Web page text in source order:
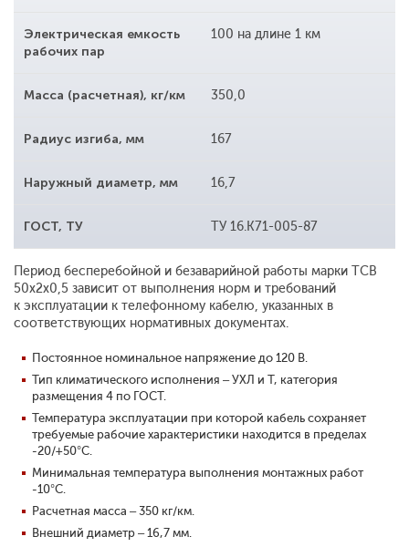
Электрическая емкость
рабочих пар
100 на длине 1 км
Масса (расчетная), кг/км 350,0
Радиус изгиба, мм 167
Наружный диаметр, мм 16,7
ГОСТ, ТУ ТУ 16.К71-005-87
Период бесперебойной и безаварийной работы марки ТСВ
50x2x0,5 зависит от выполнения норм и требований
к эксплуатации к телефонному кабелю, указанных в
соответствующих нормативных документах.
Постоянное номинальное напряжение до 120 В.
Тип климатического исполнения – УХЛ и Т, категория
размещения 4 по ГОСТ.
Температура эксплуатации при которой кабель сохраняет
требуемые рабочие характеристики находится в пределах
-20/+50°С.
Минимальная температура выполнения монтажных работ
-10°С.
Расчетная масса – 350 кг/км.
Внешний диаметр – 16,7 мм.